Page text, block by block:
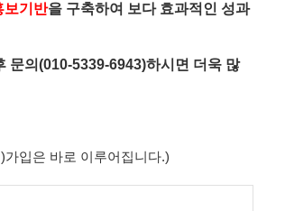
보기반을 구축하여 보다 효과적인 성과
문의(010-5339-6943)하시면 더욱 많
입은 바로 이루어집니다.)